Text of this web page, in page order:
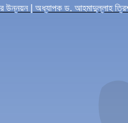
উন্নয়ন | অধ্যাপক ড. আহমাদুল্লাহ